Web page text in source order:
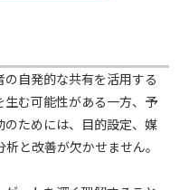
自発的な共有を活用する
む可能性がある一方、予
ためには、目的設定、媒
と改善が欠かせません。